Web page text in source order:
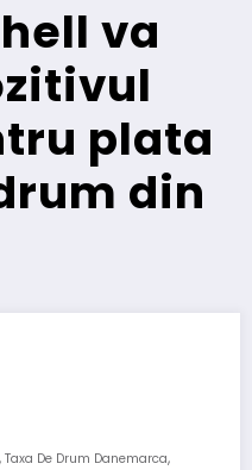
va
plata
din
, Taxa De Drum Danemarca,